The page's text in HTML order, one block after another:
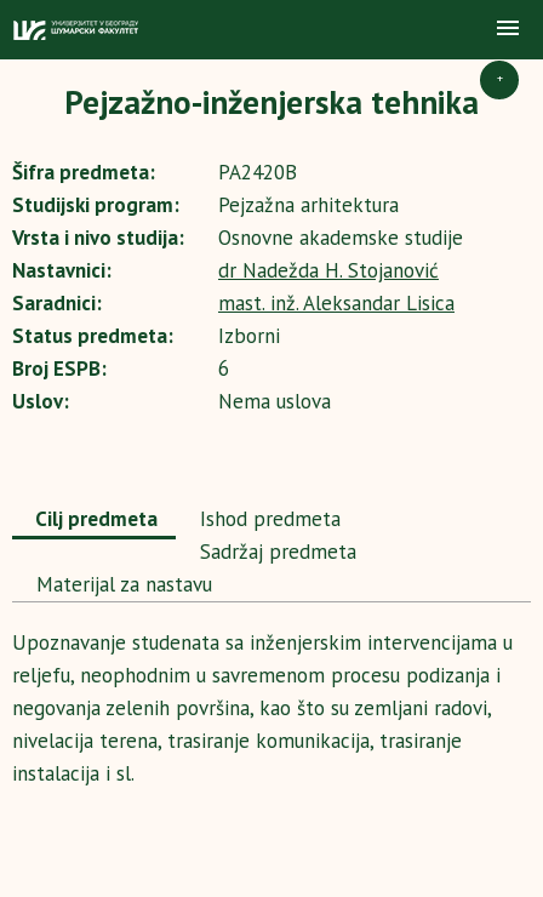
+
Pejzažno-inženjerska tehnika
Šifra predmeta:
PA2420B
Studijski program:
Pejzažna arhitektura
Vrsta i nivo studija:
Osnovne akademske studije
Nastavnici:
dr Nadežda H. Stojanović
Saradnici:
mast. inž. Aleksandar Lisica
Status predmeta:
Izborni
Broj ESPB:
6
Uslov:
Nema uslova
Cilj predmeta
Ishod predmeta
Sadržaj predmeta
Materijal za nastavu
Upoznavanje studenata sa inženjerskim intervencijama u
reljefu, neophodnim u savremenom procesu podizanja i
negovanja zelenih površina, kao što su zemljani radovi,
nivelacija terena, trasiranje komunikacija, trasiranje
instalacija i sl.